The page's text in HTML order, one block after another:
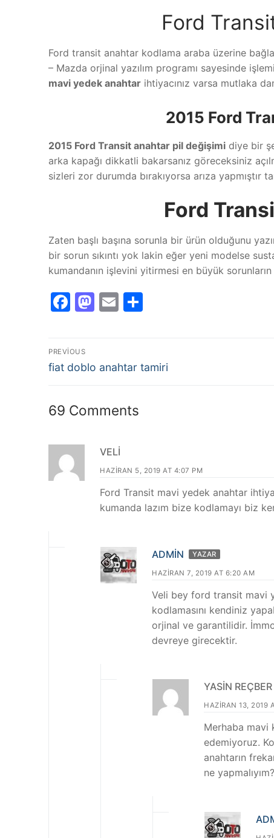
Ford
Ford transit anahtar kodlama araba üzerine
– Mazda orjinal yazılım programı sayesinde
mavi yedek anahtar ihtiyacınız varsa mutlaka
2015 Ford
2015 Ford Transit anahtar pil değişimi diye bir
arka kapağı dikkatli bakarsanız göreceksiniz
sizleri zor durumda bırakıyorsa arıza yapmıştır
Ford
Zaten başlı başına sorunla bir ürün olduğunu
bir sorun sıkıntı yok lakin eğer yeni modelse
kumandanın işlevini yitirmesi en büyük sorunların
Facebook
Mastodon
Email
Yazı
gezinmesi
PREVIOUS
Previous
fiat doblo anahtar tamiri
69 Comments
VELI
HAZIRAN 5, 2019 AT 4:07 PM
Ford Transit mavi yedek anahtar
kumanda lazım bize kodlamayı biz
ADMIN YAZAR
HAZIRAN 7, 2019 AT 6:20 AM
Veli bey ford transit mavi
kodlamasını kendiniz
orjinal ve garantilidir.
devreye girecektir.
YASIN REÇBER
HAZIRAN 13, 2019
Merhaba mavi
edemiyoruz.
anahtarın
ne